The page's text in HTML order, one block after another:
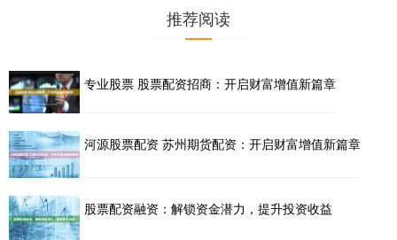
推荐阅读
专业股票 股票配资招商：开启财富增值新篇章
河源股票配资 苏州期货配资：开启财富增值新篇章
股票配资融资：解锁资金潜力，提升投资收益